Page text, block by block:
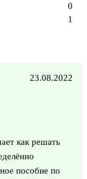
1
0
23.08.2022
как решать
пособие по